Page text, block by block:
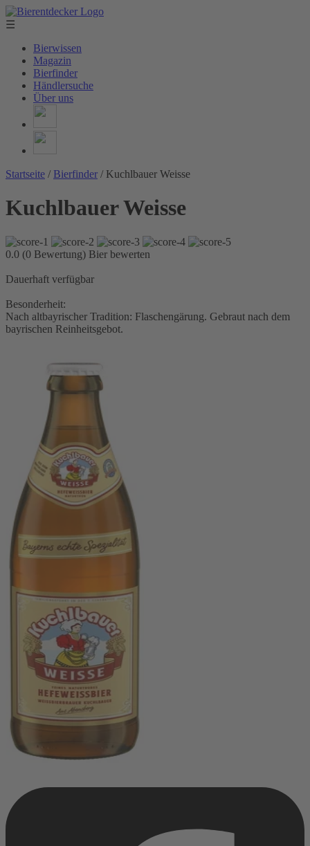
☰
Bierwissen
Magazin
Bierfinder
Händlersuche
Über uns
Startseite / Bierfinder / Kuchlbauer Weisse
Kuchlbauer Weisse
0.0 (0 Bewertung) Bier bewerten
Dauerhaft verfügbar
Besonderheit:
Nach altbayrischer Tradition: Flaschengärung. Gebraut nach dem
bayrischen Reinheitsgebot.